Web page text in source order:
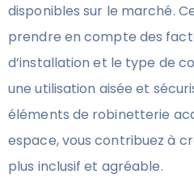
disponibles sur le marché.
prendre en compte des
d’installation et le type de
une utilisation aisée et
éléments de robinetterie
espace, vous contribuez à
plus inclusif et agréable.